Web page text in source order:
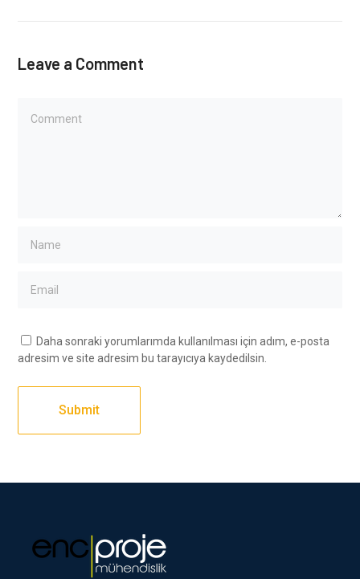
Leave a Comment
Daha sonraki yorumlarımda kullanılması için adım, e-posta
adresim ve site adresim bu tarayıcıya kaydedilsin.